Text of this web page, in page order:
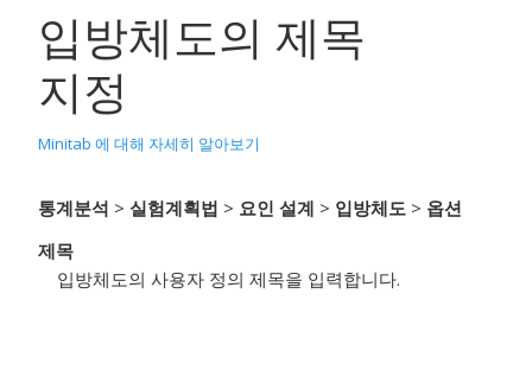
입방체도의 제목
지정
Minitab 에 대해 자세히 알아보기
통계분석 > 실험계획법 > 요인 설계 > 입방체도 > 옵션
제목
입방체도의 사용자 정의 제목을 입력합니다.